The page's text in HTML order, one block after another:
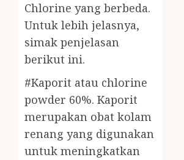
Chlorine yang berbeda.
Untuk lebih jelasnya,
simak penjelasan
berikut ini.
#Kaporit atau chlorine
powder 60%. Kaporit
merupakan obat kolam
renang yang digunakan
untuk meningkatkan